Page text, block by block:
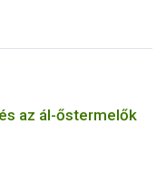
az ál-őstermelők